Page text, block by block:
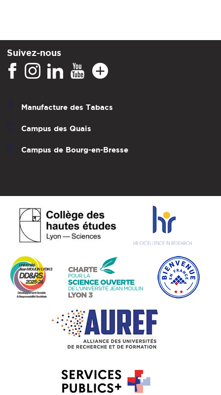
Suivez-nous
Manufacture des Tabacs
Campus des Quais
Campus de Bourg-en-Bresse